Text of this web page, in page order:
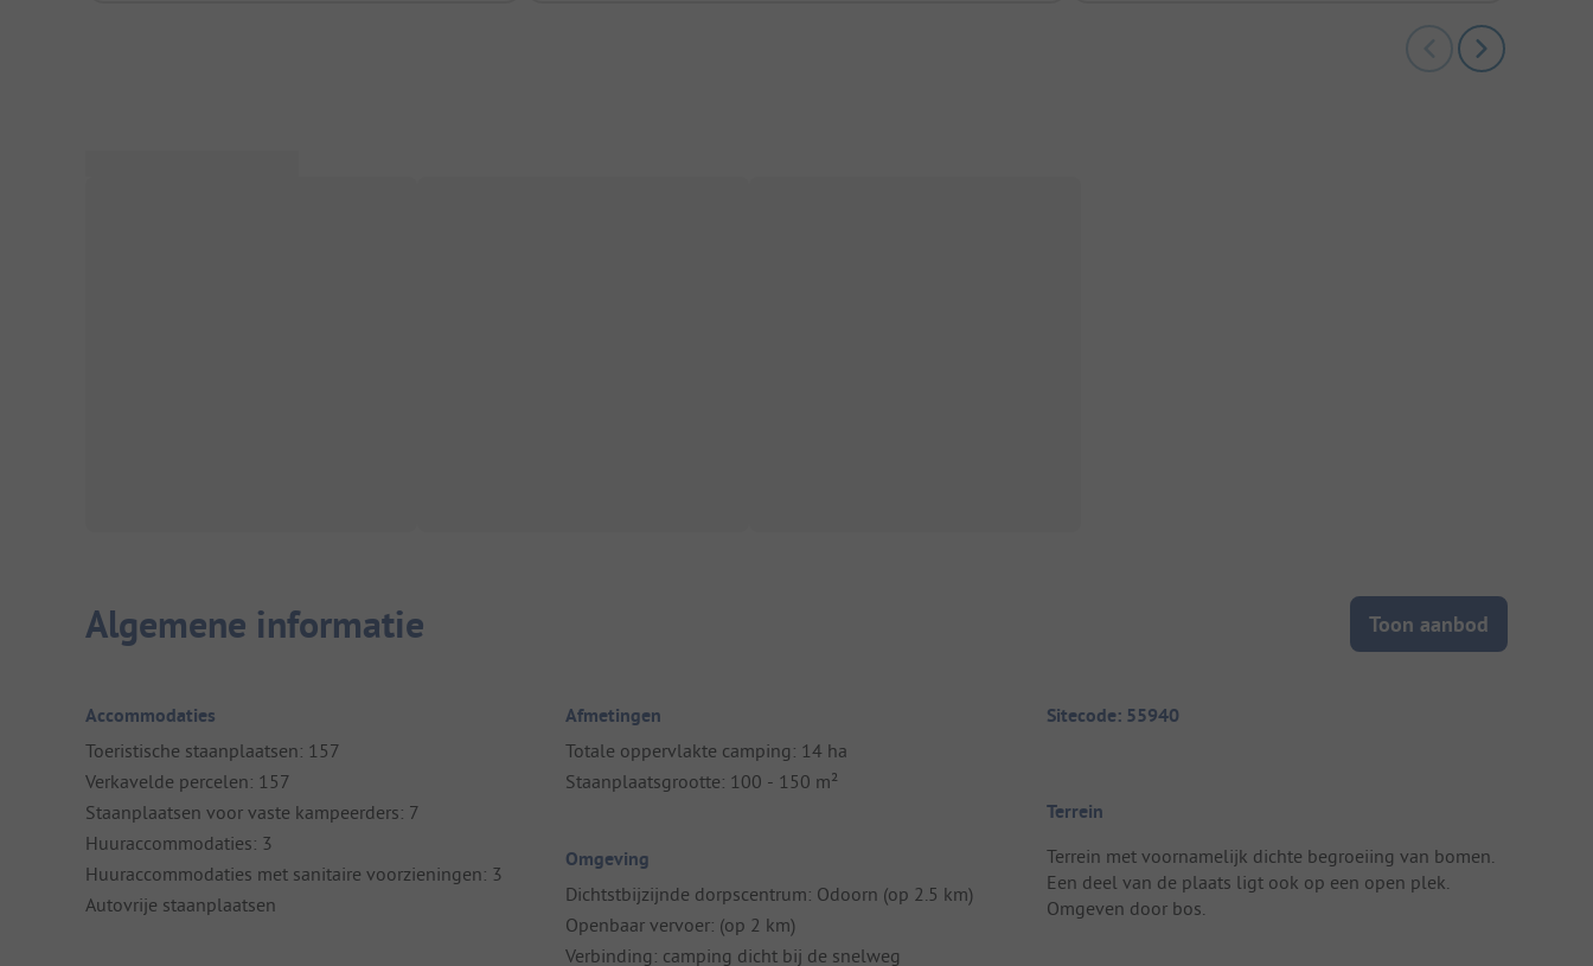
Algemene informatie Toon aanbod
Accommodaties
Toeristische staanplaatsen: 157
Verkavelde percelen: 157
Staanplaatsen voor vaste kampeerders: 7
Huuraccommodaties: 3
Huuraccommodaties met sanitaire voorzieningen: 3
Autovrije staanplaatsen
Afmetingen
Totale oppervlakte camping: 14 ha
Staanplaatsgrootte: 100 - 150 m²
Omgeving
Dichtstbijzijnde dorpscentrum: Odoorn (op 2.5 km)
Openbaar vervoer: (op 2 km)
Verbinding: camping dicht bij de snelweg
Sitecode: 55940
Terrein
Terrein met voornamelijk dichte begroeiing van bomen.
Een deel van de plaats ligt ook op een open plek.
Omgeven door bos.